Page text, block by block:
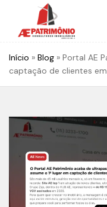
Início » Blog » Portal AE
captação de clientes